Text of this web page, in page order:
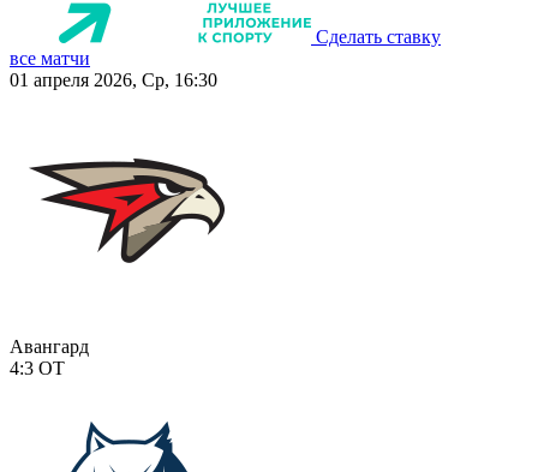
Сделать ставку
все матчи
01 апреля 2026, Ср, 16:30
Авангард
4:3 ОТ